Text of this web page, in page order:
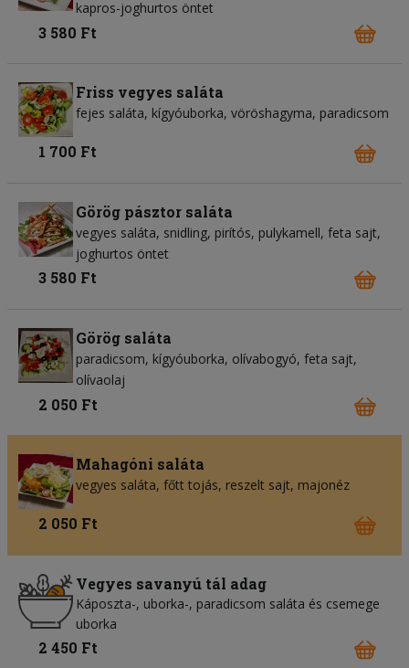
kapros-joghurtos öntet
3 580 Ft
Friss vegyes saláta
fejes saláta kígyóuborka vöröshagyma paradicsom
1 700 Ft
Görög pásztor saláta
vegyes saláta snidling pirítós pulykamell feta sajt
joghurtos öntet
3 580 Ft
Görög saláta
paradicsom kígyóuborka olívabogyó feta sajt
olívaolaj
2 050 Ft
Mahagóni saláta
vegyes saláta főtt tojás reszelt sajt majonéz
2 050 Ft
Vegyes savanyú tál adag
Káposzta-, uborka-, paradicsom saláta és csemege
uborka
2 450 Ft